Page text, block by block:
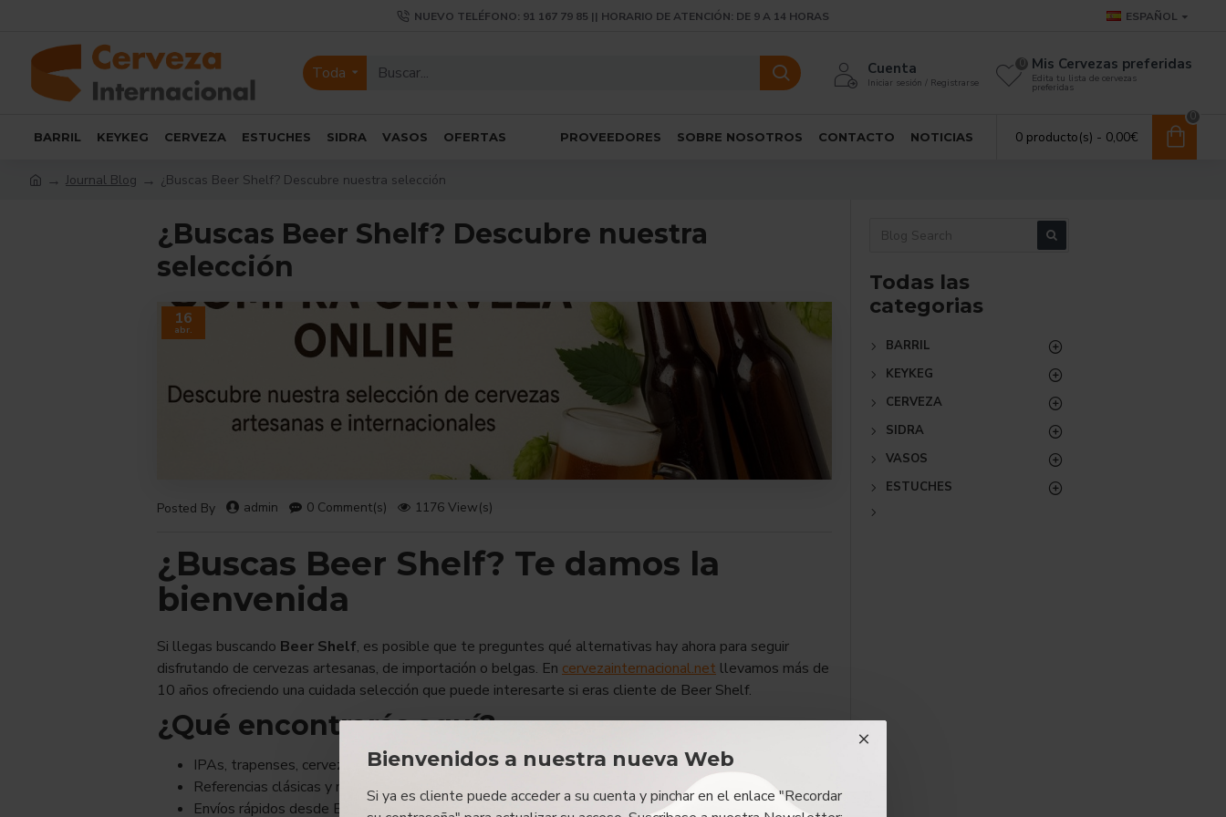
Bienvenidos a nuestra nueva Web
Si ya es cliente puede acceder a su cuenta y pinchar en el enlace "Recordar
NUEVO TELÉFONO: 91 167 79 85 || HORARIO DE ATENCIÓN: DE 9 A 14 HORAS ESPAÑOL
Toda Cuenta
Iniciar sesión / Registrarse
Mis Cervezas preferidas
Edita tu lista de cervezas
preferidas
0
BARRIL KEYKEG CERVEZA ESTUCHES SIDRA VASOS OFERTAS PROVEEDORES SOBRE NOSOTROS CONTACTO NOTICIAS 0 producto(s) - 0,00€
0
Journal Blog ¿Buscas Beer Shelf? Descubre nuestra selección
¿Buscas Beer Shelf? Descubre nuestra
selección
16
abr.
Posted By admin 0 Comment(s) 1176 View(s)
¿Buscas Beer Shelf? Te damos la
bienvenida
Si llegas buscando Beer Shelf, es posible que te preguntes qué alternativas hay ahora para seguir
disfrutando de cervezas artesanas, de importación o belgas. En cervezainternacional.net llevamos más de
10 años ofreciendo una cuidada selección que puede interesarte si eras cliente de Beer Shelf.
¿Qué encontrarás aquí?
IPAs, trapenses, cervezas belgas y europeas
Referencias clásicas y nuevas incorporaciones
Envíos rápidos desde España
Todas las
categorias
BARRIL
KEYKEG
CERVEZA
SIDRA
VASOS
ESTUCHES